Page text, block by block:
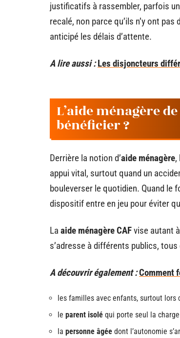
justificatifs à rassembler, parfois
recalé, non parce qu’ils n’y ont
anticipé les délais d’attente.
A lire aussi : Les disjoncteurs
L’aide ménagère
bénéficier ?
Derrière la notion d’aide ménagère,
appui vital, surtout quand un
bouleverser le quotidien. Quand le
dispositif entre en jeu pour éviter
La aide ménagère CAFvise autant
s’adresse à différents publics,
A découvrir également :Comment
les familles avec enfants, surtout lors
le parent isolé qui porte seul la
la personne âgée dont l’autonomie